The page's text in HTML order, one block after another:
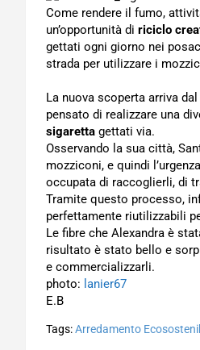
Come rendere il fumo,
un’opportunità di riciclo
gettati ogni giorno nei
strada per utilizzare i
La nuova scoperta arriva
pensato di realizzare una
sigaretta gettati via.
Osservando la sua città,
mozziconi, e quindi
occupata di raccoglierli, di
Tramite questo processo,
perfettamente riutilizzabili
Le fibre che Alexandra è
risultato è stato bello e
e commercializzarli.
photo: lanier67
E.B
Tags:Arredamento